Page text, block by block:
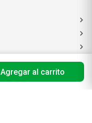
Agregar al carrito